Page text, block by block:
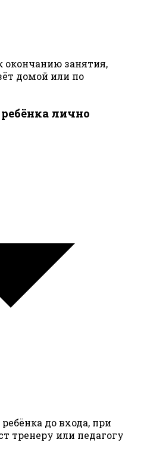
окончанию занятия,
домой или по
лично
до входа, при
тренеру или педагогу